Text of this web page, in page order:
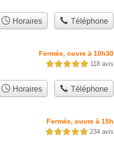
Horaires Téléphone
Fermée, ouvre à 10h30
5,0 étoiles sur 5 118 avis
Horaires Téléphone
Fermée, ouvre à 15h
5,0 étoiles sur 5 234 avis